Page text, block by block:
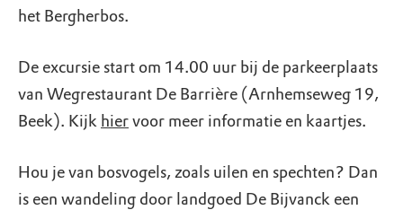
het Bergherbos.
De excursie start om 14.00 uur bij de parkeerplaats
van Wegrestaurant De Barrière (Arnhemseweg 19,
Beek). Kijk hiervoor meer informatie en kaartjes.
Hou je van bosvogels, zoals uilen en spechten? Dan
is een wandeling door landgoed De Bijvanck een